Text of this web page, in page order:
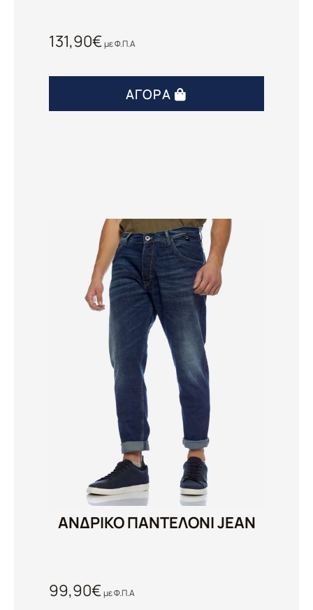
131,90€με Φ.Π.Α
ΑΓΟΡΆ
ΑΝΔΡΙΚΟ ΠΑΝΤΕΛΟΝΙ JEAN
99,90€με Φ.Π.Α